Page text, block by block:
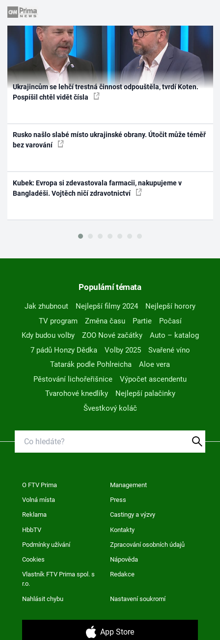
Ukrajincům se lehčí trestná činnost odpouštěla, tvrdí Koten.
Pospíšil chtěl vidět čísla
Rusko našlo slabé místo ukrajinské obrany. Útočit může téměř
bez varování
Kubek: Evropa si zdevastovala farmacii, nakupujeme v
Bangladéši. Vojtěch ničí zdravotnictví
Populární témata
Jak zhubnout Nejlepší filmy 2024
Nejlepší horory
TV program
Změna času Partie
Počasí
Kdy budou volby
ZOO Nové začátky
Auto – katalog
7 pádů Honzy Dědka
Volby 2025
Svařené víno
Tatarák podle Pohlreicha
Aloe vera
Pěstování lichořeřišnice
Výpočet ascendentu
Tvarohové knedlíky
Nejlepší palačinky
Švestkový koláč
O FTV Prima Management
Volná místa Press
Reklama Castingy a výzvy
HbbTV Kontakty
Podmínky užívání Zpracování osobních údajů
Cookies Nápověda
Vlastník FTV Prima spol. s
r.o.
Redakce
Nahlásit chybu Nastavení soukromí
App Store